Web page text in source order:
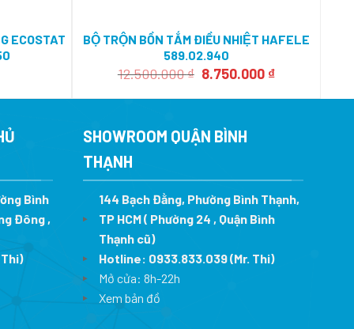
ECOSTAT
BỘ TRỘN BỒN TẮM ĐIỀU NHIỆT HAFELE
589.02.940
12.500.000₫ Giá
là:
8.750.000 ₫Giá
tại
Bình
Đông ,
SHOWROOM QUẬN BÌNH
THẠNH
144 Bạch Đằng, Phường Bình Thạnh,
TP HCM ( Phường 24 , Quận Bình
Thạnh cũ)
Hotline: 0933.833.039(Mr. Thi)
Mở cửa: 8h-22h
Xem bản đồ